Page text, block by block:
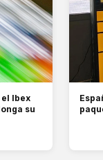
Ibex
su